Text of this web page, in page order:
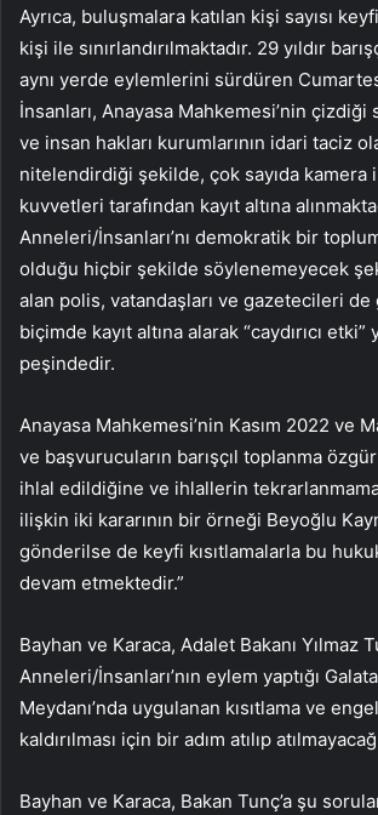
Ayrıca, buluşmalara katılan kişi sayısı
kişi ile sınırlandırılmaktadır. 29 yıldır
aynı yerde eylemlerini sürdüren
İnsanları, Anayasa Mahkemesi’nin çizdiği
ve insan hakları kurumlarının idari taciz
nitelendirdiği şekilde, çok sayıda kamera
kuvvetleri tarafından kayıt altına
Anneleri/İnsanları’nı demokratik bir
olduğu hiçbir şekilde söylenemeyecek
alan polis, vatandaşları ve gazetecileri
biçimde kayıt altına alarak “caydırıcı etki”
peşindedir.
Anayasa Mahkemesi’nin Kasım 2022 ve
ve başvurucuların barışçıl toplanma
ihlal edildiğine ve ihlallerin
ilişkin iki kararının bir örneği Beyoğlu
gönderilse de keyfi kısıtlamalarla bu
devam etmektedir.”
Bayhan ve Karaca, Adalet Bakanı Yılmaz
Anneleri/İnsanları’nın eylem yaptığı
Meydanı’nda uygulanan kısıtlama ve
kaldırılması için bir adım atılıp
Bayhan ve Karaca, Bakan Tunç’a şu